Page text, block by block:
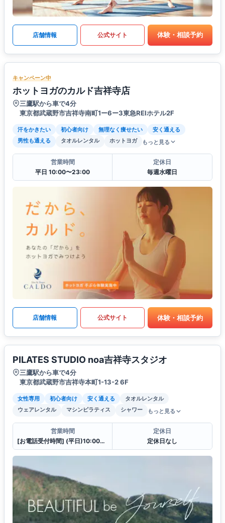
店舗情報 公式サイト 体験・相談予約
キャンペーン中
ホットヨガのカルド吉祥寺店
三鷹駅から車で4分
東京都武蔵野市吉祥寺南町1ー6ー3東急REIホテル2F
汗をかきたい 初心者向け 無理なく痩せたい
安く通える
男性も通える
タオルレンタル ホットヨガ もっと見る
営業時間
平日 10:00〜23:00
定休日
毎週水曜日
店舗情報 公式サイト 体験・相談予約
PILATES STUDIO noa吉祥寺スタジオ
三鷹駅から車で4分
東京都武蔵野市吉祥寺本町1-13-2 6F
女性専用 初心者向け 安く通える
タオルレンタル
ウェアレンタル
マシンピラティス シャワー もっと見る
営業時間
[お電話受付時間] (平日)10:00〜23:00 (土・日)10:00〜21:00
定休日
定休日なし